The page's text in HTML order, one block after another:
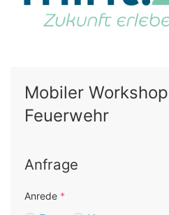
Mobiler
Feuerwehr
Anfrage
Anrede *